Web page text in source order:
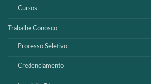
Cursos
Trabalhe Conosco
Processo Seletivo
Credenciamento